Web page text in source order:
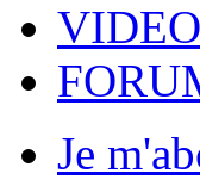
Je